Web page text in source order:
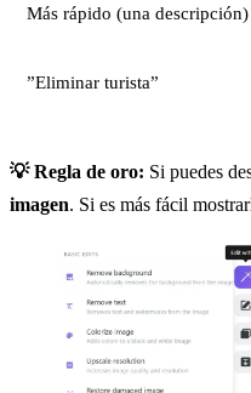
Más rápido (una descripción)
”Eliminar turista”
💡 Regla de oro: Si puedes
imagen. Si es más fácil